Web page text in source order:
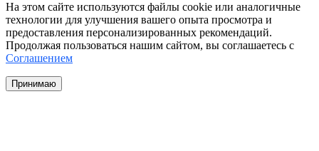
На этом сайте используются файлы cookie или аналогичные
технологии для улучшения вашего опыта просмотра и
предоставления персонализированных рекомендаций.
Продолжая пользоваться нашим сайтом, вы соглашаетесь с
Соглашением
Принимаю